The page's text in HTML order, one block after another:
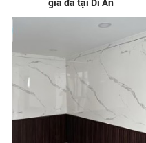
giả đá tại Dĩ An